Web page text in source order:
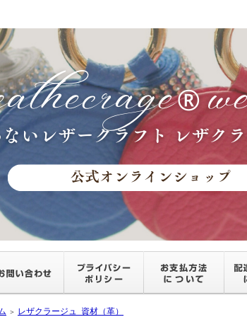
＞ レザクラージュ_資材（革）